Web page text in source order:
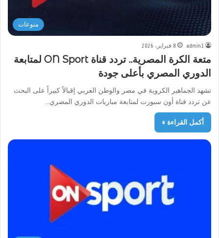
منوعات
admin1 8 فبراير، 2026
متعة الكرة المصرية.. تردد قناة ON Sport لمتابعة
الدوري المصري بأعلى جودة
تشهد الجماهير الكروية في مصر والوطن العربي إقبالاً كبيراً على البحث
عن تردد قناة أون سبورت لمتابعة مباريات الدوري المصري…
أكمل القراءة »